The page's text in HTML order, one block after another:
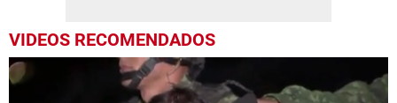
VIDEOS RECOMENDADOS